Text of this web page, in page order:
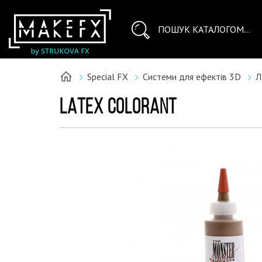
Special FX Системи для ефектів 3D
LATEX COLORANT